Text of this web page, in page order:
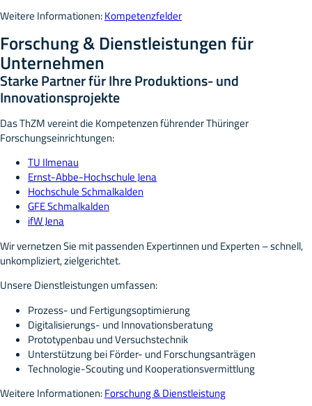
Weitere Informationen:Kompetenzfelder
Forschung & Dienstleistungen für
Unternehmen
Starke Partner für Ihre Produktions- und
Innovationsprojekte
Das ThZM vereint die Kompetenzen führender Thüringer
Forschungseinrichtungen:
TU Ilmenau
Ernst-Abbe-Hochschule Jena
Hochschule Schmalkalden
GFE Schmalkalden
ifW Jena
Wir vernetzen Sie mit passenden Expertinnen und Experten – schnell,
unkompliziert, zielgerichtet.
Unsere Dienstleistungen umfassen:
Prozess- und Fertigungsoptimierung
Digitalisierungs- und Innovationsberatung
Prototypenbau und Versuchstechnik
Unterstützung bei Förder- und Forschungsanträgen
Technologie-Scouting und Kooperationsvermittlung
Weitere Informationen:Forschung & Dienstleistung